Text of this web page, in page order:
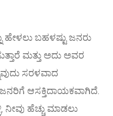
ಬಹಳಷ್ಟು ಜನರು
ಮತ್ತು ಅದು ಅವರ
ಸರಳವಾದ
ಆಸಕ್ತಿದಾಯಕವಾಗಿದೆ.
ನೀವು ಹೆಚ್ಚು ಮಾಡಲು